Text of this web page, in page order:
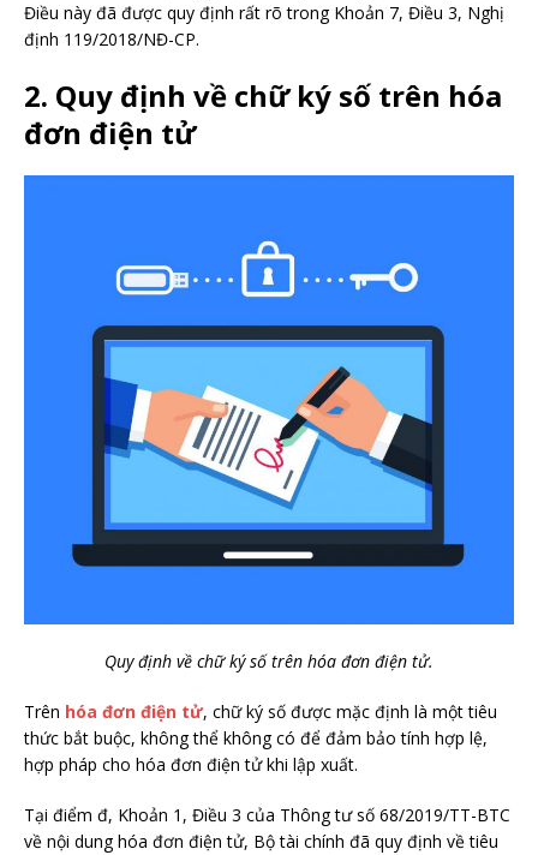
Điều này đã được quy định rất rõ trong Khoản 7, Điều 3, Nghị
định 119/2018/NĐ-CP.
2. Quy định về chữ ký số trên hóa
đơn điện tử
Quy định về chữ ký số trên hóa đơn điện tử.
Trên hóa đơn điện tử, chữ ký số được mặc định là một tiêu
thức bắt buộc, không thể không có để đảm bảo tính hợp lệ,
hợp pháp cho hóa đơn điện tử khi lập xuất.
Tại điểm đ, Khoản 1, Điều 3 của Thông tư số 68/2019/TT-BTC
về nội dung hóa đơn điện tử, Bộ tài chính đã quy định về tiêu